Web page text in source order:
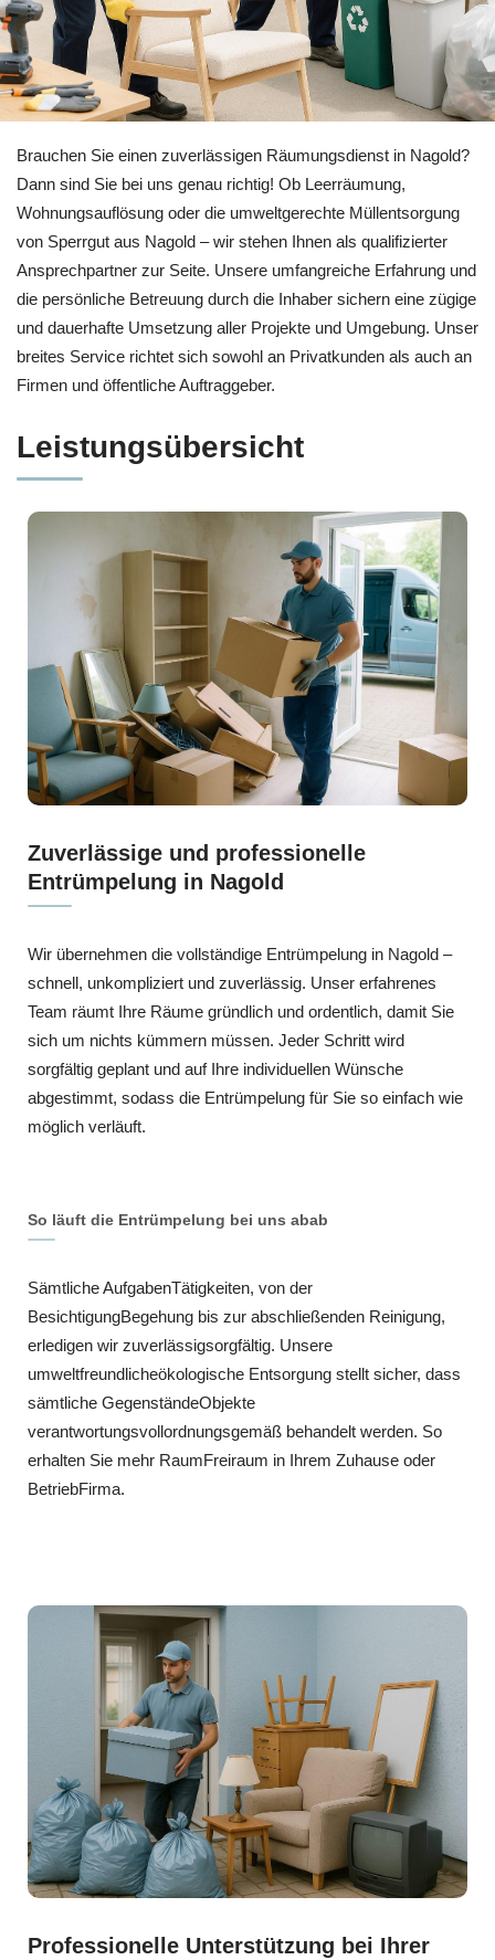
Bei 🏡RäumProjekt für Nagold: Entrümpelung und
Brauchen Sie einen zuverlässigen Räumungsdienst in Nagold?
Dann sind Sie bei uns genau richtig! Ob Leerräumung,
Wohnungsauflösung oder die umweltgerechte Müllentsorgung
von Sperrgut aus Nagold – wir stehen Ihnen als qualifizierter
Ansprechpartner zur Seite. Unsere umfangreiche Erfahrung und
die persönliche Betreuung durch die Inhaber sichern eine zügige
und dauerhafte Umsetzung aller Projekte und Umgebung. Unser
breites Service richtet sich sowohl an Privatkunden als auch an
Firmen und öffentliche Auftraggeber.
Leistungsübersicht
Zuverlässige und professionelle
Entrümpelung in Nagold
Wir übernehmen die vollständige Entrümpelung in Nagold –
schnell, unkompliziert und zuverlässig. Unser erfahrenes
Team räumt Ihre Räume gründlich und ordentlich, damit Sie
sich um nichts kümmern müssen. Jeder Schritt wird
sorgfältig geplant und auf Ihre individuellen Wünsche
abgestimmt, sodass die Entrümpelung für Sie so einfach wie
möglich verläuft.
So läuft die Entrümpelung bei uns abab
Sämtliche AufgabenTätigkeiten, von der
BesichtigungBegehung bis zur abschließenden Reinigung,
erledigen wir zuverlässigsorgfältig. Unsere
umweltfreundlicheökologische Entsorgung stellt sicher, dass
sämtliche GegenständeObjekte
verantwortungsvollordnungsgemäß behandelt werden. So
erhalten Sie mehr RaumFreiraum in Ihrem Zuhause oder
BetriebFirma.
Professionelle Unterstützung bei Ihrer